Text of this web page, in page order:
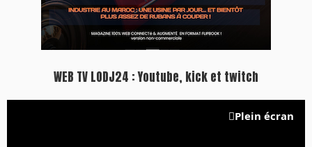
WEB TV LODJ24 : Youtube, kick et twitch
Plein écran